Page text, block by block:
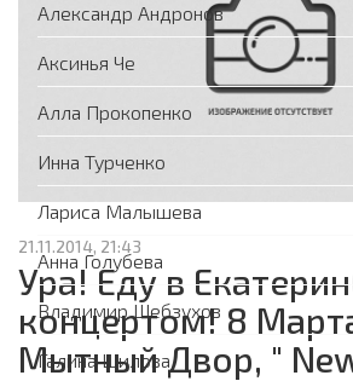
21.11.2014, 21:43
Ура! Еду в
концертом! 8
Мытный Двор, "
Александр Андронов
Аксинья Че
Алла Прокопенко
Инна Турченко
Лариса Малышева
Анна Голубева
Владимир Шебзухов
Галина Шилова